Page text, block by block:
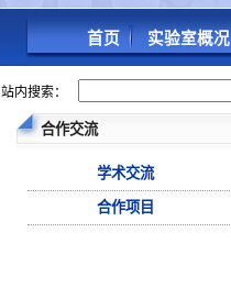
首页 实验室概况
站内搜索：
合作交流
学术交流
合作项目